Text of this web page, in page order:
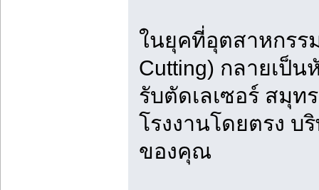
ในยุคที่อุตสาหกรร
Cutting) กลายเป็
รับตัดเลเซอร์ สมุท
โรงงานโดยตรง บ
ของคุณ